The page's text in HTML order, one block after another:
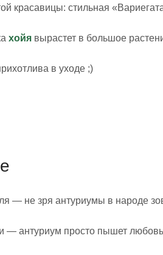
красавицы: стильная
хойя вырастет в большое
в уходе ;)
— не зря антуриумы в народе
— антуриум просто пышет